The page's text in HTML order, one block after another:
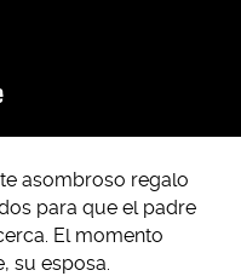
asombroso regalo
para que el padre
El momento
su esposa.